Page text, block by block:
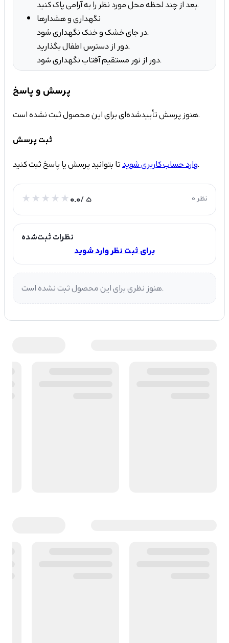
بعد از چند لحظه محل مورد نظر را به آرامی پاک کنید.
نگهداری و هشدارها
در جای خشک و خنک نگهداری شود.
دور از دسترس اطفال بگذارید.
دور از نور مستقیم آفتاب نگهداری شود.
پرسش و پاسخ
هنوز پرسش تأییدشده‌ای برای این محصول ثبت نشده است.
ثبت پرسش
وارد حساب کاربری شویدتا بتوانید پرسش یا پاسخ ثبت کنید.
0.0/ 5 0 نظر
نظرات ثبت‌شده
برای ثبت نظر وارد شوید
هنوز نظری برای این محصول ثبت نشده است.